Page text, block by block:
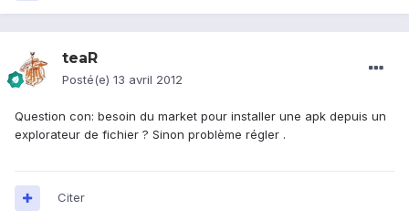
teaR
Posté(e) 13 avril 2012
Question con: besoin du market pour installer une apk depuis un
explorateur de fichier ? Sinon problème régler .
Citer